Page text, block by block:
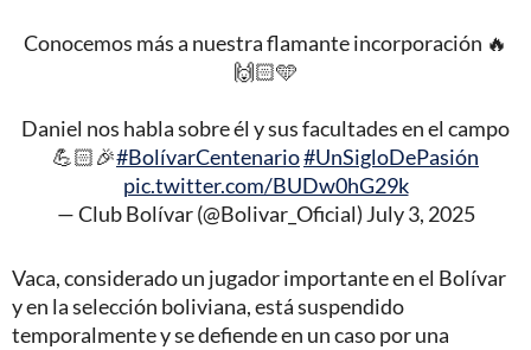
Conocemos más a nuestra flamante incorporación 🔥
🙌🏻🩵
Daniel nos habla sobre él y sus facultades en el campo
💪🏻🎉#BolívarCentenario#UnSigloDePasión
pic.twitter.com/BUDw0hG29k
— Club Bolívar (@Bolivar_Oficial) July 3, 2025
Vaca, considerado un jugador importante en el Bolívar
y en la selección boliviana, está suspendido
temporalmente y se defiende en un caso por una